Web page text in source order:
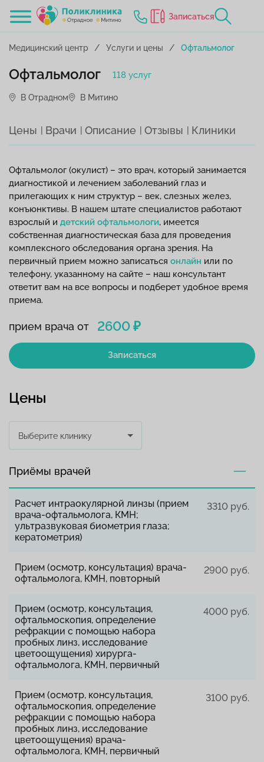
Записаться
Медицинский центр Услуги и цены Офтальмолог
прием врача от 2600 ₽
Записаться
Офтальмолог 118 услуг
В Отрадном В Митино
Цены Врачи Описание Отзывы Клиники
Офтальмолог (окулист) – это врач, который занимается
диагностикой и лечением заболеваний глаз и
прилегающих к ним структур – век, слезных желез,
конъюнктивы. В нашем штате специалистов работают
взрослый и детский офтальмологи, имеется
собственная диагностическая база для проведения
комплексного обследования органа зрения. На
первичный прием можно записаться онлайн или по
телефону, указанному на сайте – наш консультант
ответит вам на все вопросы и подберет удобное время
приема.
Цены
Выберите клинику
Приёмы врачей
Расчет интраокулярной линзы (прием
врача-офтальмолога, КМН;
ультразвуковая биометрия глаза;
кератометрия)
3310 руб.
Прием (осмотр, консультация) врача-
офтальмолога, КМН, повторный
2900 руб.
Прием (осмотр, консультация,
офтальмоскопия, определение
рефракции с помощью набора
пробных линз, исследование
цветоощущения) хирурга-
офтальмолога, КМН, первичный
4000 руб.
Прием (осмотр, консультация,
офтальмоскопия, определение
рефракции с помощью набора
пробных линз, исследование
цветоощущения) врача-
офтальмолога, КМН, первичный
3100 руб.